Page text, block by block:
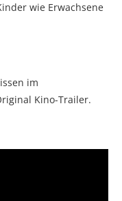
wie Erwachsene
im
Kino-Trailer.